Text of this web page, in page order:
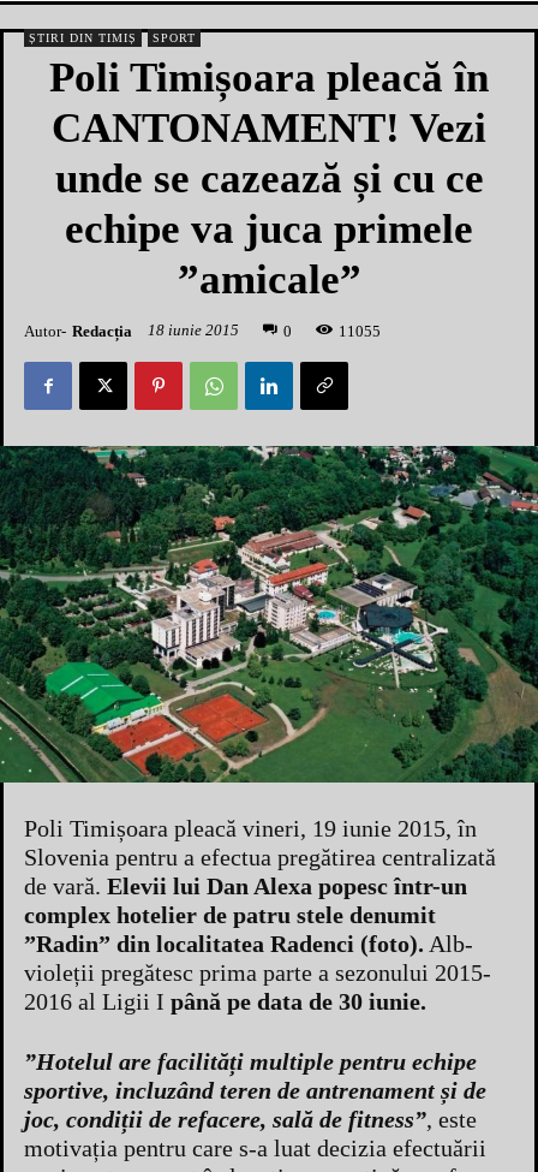
ȘTIRI DIN TIMIȘ SPORT
Poli Timișoara pleacă în
CANTONAMENT! Vezi
unde se cazează și cu ce
echipe va juca primele
”amicale”
Autor- Redacția 18 iunie 2015 0 1 1055
Poli Timișoara pleacă vineri, 19 iunie 2015, în
Slovenia pentru a efectua pregătirea centralizată
de vară. Elevii lui Dan Alexa popesc într-un
complex hotelier de patru stele denumit
”Radin” din localitatea Radenci (foto). Alb-
violeții pregătesc prima parte a sezonului 2015-
2016 al Ligii I până pe data de 30 iunie.
”Hotelul are facilități multiple pentru echipe
sportive, incluzând teren de antrenament și de
joc, condiții de refacere, sală de fitness”, este
motivația pentru care s-a luat decizia efectuării